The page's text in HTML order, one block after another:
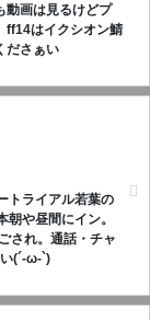
動画は見るけどプ
ff14はイクシオン鯖
ださぁい
トライアル若葉の
や昼間にイン。
され。通話・チャ
(´-ω-`)